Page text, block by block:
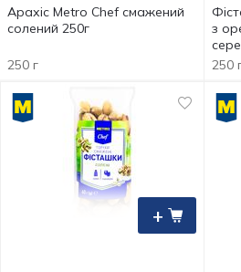
Арахіс Metro Chef смажений
солений 250г
250 г
з
250
+